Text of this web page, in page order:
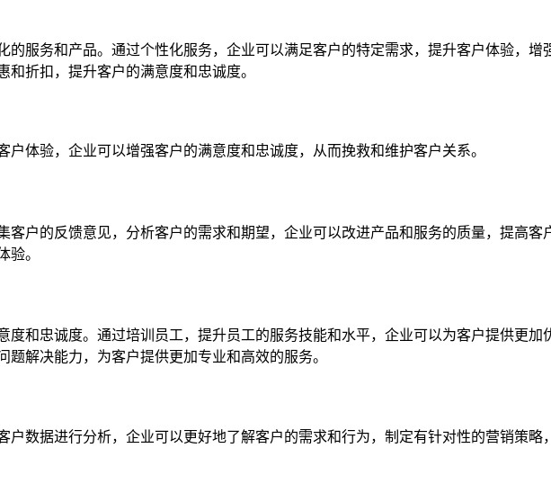
服务和产品。通过个性化服务，企业可以满足客户的特定需求，提升客户体验，
折扣，提升客户的满意度和忠诚度。
体验，企业可以增强客户的满意度和忠诚度，从而挽救和维护客户关系。
户的反馈意见，分析客户的需求和期望，企业可以改进产品和服务的质量，提高
验。
和忠诚度。通过培训员工，提升员工的服务技能和水平，企业可以为客户提供更加
解决能力，为客户提供更加专业和高效的服务。
数据进行分析，企业可以更好地了解客户的需求和行为，制定有针对性的营销策略